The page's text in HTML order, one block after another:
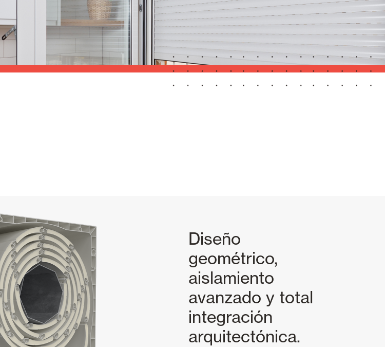
Toldos Puertas Automáticas de Cristal
Diseño
geométrico,
aislamiento
avanzado y total
integración
arquitectónica.